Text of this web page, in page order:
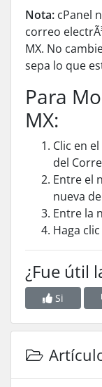
Nota: cPanel
correo
MX. No
sepa lo que
Para
MX:
Clic en el
del
Entre el
nueva de
Entre la
Haga
¿Fue útil
Si